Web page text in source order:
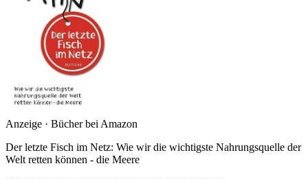
Anzeige · Bücher bei Amazon
Der letzte Fisch im Netz: Wie wir die wichtigste Nahrungsquelle der
Welt retten können - die Meere